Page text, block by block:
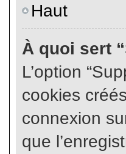
Haut
À quoi sert
L’option
cookies
connexion
que